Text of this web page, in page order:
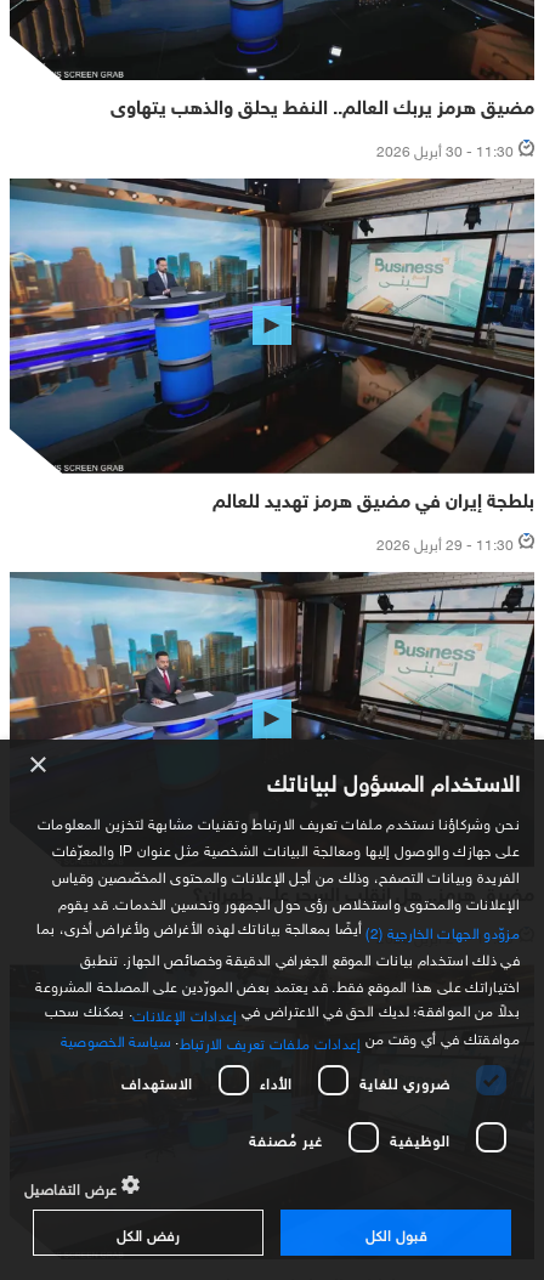
مضيق هرمز يربك العالم.. النفط يحلق والذهب يتهاوى
11:30 - 30 أبريل 2026
بلطجة إيران في مضيق هرمز تهديد للعالم
11:30 - 29 أبريل 2026
مضيق هرمز.. هل انقلب السحر على طهران؟
11:30 - 27 أبريل 2026
× الاستخدام المسؤول لبياناتك
نحن وشركاؤنا نستخدم ملفات تعريف الارتباط وتقنيات مشابهة لتخزين المعلومات
على جهازك والوصول إليها ومعالجة البيانات الشخصية مثل عنوان IP والمعرّفات
الفريدة وبيانات التصفح، وذلك من أجل الإعلانات والمحتوى المخصّصين وقياس
الإعلانات والمحتوى واستخلاص رؤى حول الجمهور وتحسين الخدمات. قد يقوم
مزوّدو الجهات الخارجية (2)
أيضًا بمعالجة بياناتك لهذه الأغراض ولأغراض أخرى، بما
في ذلك استخدام بيانات الموقع الجغرافي الدقيقة وخصائص الجهاز. تنطبق
اختياراتك على هذا الموقع فقط. قد يعتمد بعض المورّدين على المصلحة المشروعة
بدلاً من الموافقة؛ لديك الحق في الاعتراض في إعدادات الإعلانات . يمكنك سحب
موافقتك في أي وقت من إعدادات ملفات تعريف الارتباط سياسة الخصوصية
ضروري للغاية
الأداء الاستهداف
الوظيفية غير مُصنفة
عرض التفاصيل
قبول الكل
رفض الكل